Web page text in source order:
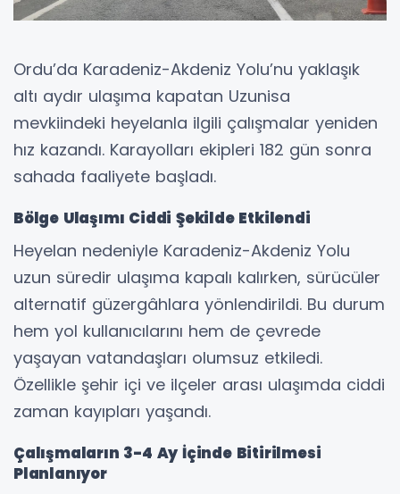
Ordu’da Karadeniz-Akdeniz Yolu’nu yaklaşık
altı aydır ulaşıma kapatan Uzunisa
mevkiindeki heyelanla ilgili çalışmalar yeniden
hız kazandı. Karayolları ekipleri 182 gün sonra
sahada faaliyete başladı.
Bölge Ulaşımı Ciddi Şekilde Etkilendi
Heyelan nedeniyle Karadeniz-Akdeniz Yolu
uzun süredir ulaşıma kapalı kalırken, sürücüler
alternatif güzergâhlara yönlendirildi. Bu durum
hem yol kullanıcılarını hem de çevrede
yaşayan vatandaşları olumsuz etkiledi.
Özellikle şehir içi ve ilçeler arası ulaşımda ciddi
zaman kayıpları yaşandı.
Çalışmaların 3-4 Ay İçinde Bitirilmesi
Planlanıyor